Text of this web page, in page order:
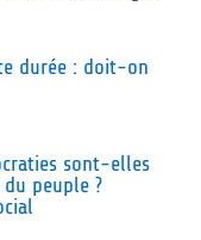
durée : doit-on
sont-elles
peuple ?